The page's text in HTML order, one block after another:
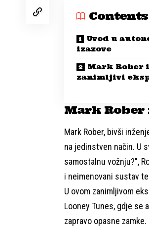
Contents
Uvod u
izazove
Mark Rober
zanimljivi
Mark
Mark Rober, bivši
na jedinstven način. U
samostalnu vožnju?",
i neimenovani sustav
U ovom zanimljivom
Looney Tunes, gdje se
zapravo opasne